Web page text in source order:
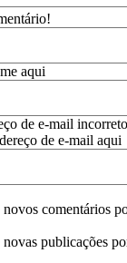
aqui
de e-mail
de e-mail aqui
comentários
publicações